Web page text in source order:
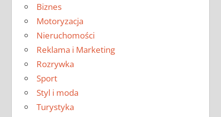
Biznes
Motoryzacja
Nieruchomości
Reklama i Marketing
Rozrywka
Sport
Styl i moda
Turystyka